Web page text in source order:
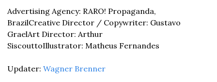
Advertising Agency: RARO! Propaganda,
BrazilCreative Director / Copywriter: Gustavo
GraelArt Director: Arthur
SiscouttoIllustrator: Matheus Fernandes
Updater: Wagner Brenner